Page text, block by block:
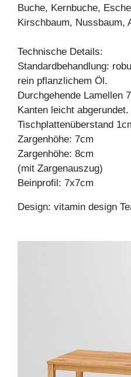
Buche, Kernbuche,
Kirschbaum, Nussbaum,
Technische Details:
Standardbehandlung:
rein pflanzlichem Öl.
Durchgehende Lamellen
Kanten leicht abgerundet.
Tischplattenüberstand
Zargenhöhe: 7cm
Zargenhöhe: 8cm
(mit Zargenauszug)
Beinprofil: 7x7cm
Design: vitamin design